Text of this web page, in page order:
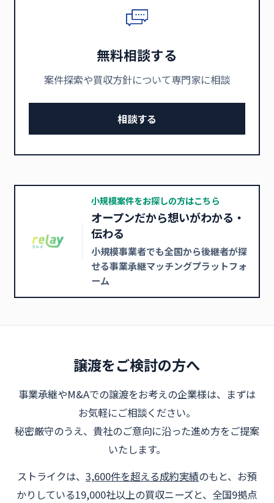
無料相談する
案件探索や買収方針について専門家に相談
相談する
小規模案件をお探しの方はこちら
オープンだから想いがわかる・
伝わる
小規模事業者でも全国から後継者が探
せる事業承継マッチングプラットフォ
ーム
譲渡をご検討の方へ
事業承継やM&Aでの譲渡をお考えの企業様は、まずは
お気軽にご相談ください。
秘密厳守のうえ、貴社のご意向に沿った進め方をご提案
いたします。
ストライクは、 3,600件を超える成約実績のもと、お預
かりしている19,000社以上の買収ニーズと、全国9拠点